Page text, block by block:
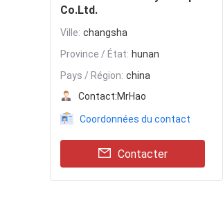
Co.Ltd.
Ville: changsha
Province / État: hunan
Pays / Région: china
Contact:MrHao
Coordonnées du contact
Contacter